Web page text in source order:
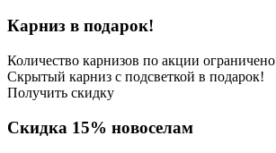
Карниз в подарок!
Количество карнизов по акции ограничено
Скрытый карниз с подсветкой в подарок!
Получить скидку
Скидка 15% новоселам